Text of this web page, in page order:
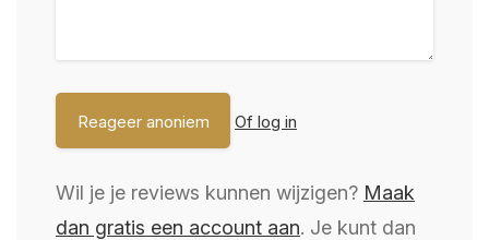
Of log in
Wil je je reviews kunnen wijzigen? Maak
dan gratis een account aan. Je kunt dan